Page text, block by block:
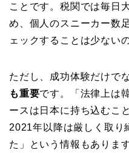
ことです。税関では毎日
め、個人のスニーカー数
ェックすることは少ない
ただし、成功体験だけでな
も重要です。「法律上は
ースは日本に持ち込むこ
2021年以降は厳しく取り
た」という情報もあります